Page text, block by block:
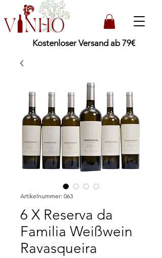
Kostenloser Versand ab 79€
Artikelnummer: 063
6 X Reserva da
Familia Weißwein
Ravasqueira